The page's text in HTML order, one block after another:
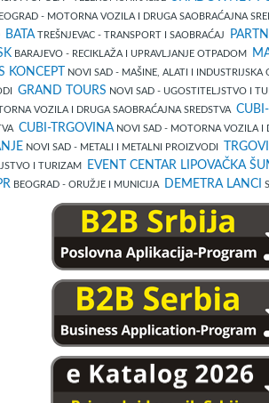
- MOTORNA VOZILA I DRUGA SAOBRAĆAJNA
BATATREŠNJEVAC - TRANSPORT I SAOBRAĆAJ
BARAJEVO - RECIKLAŽA I UPRAVLJANJE OTPADOM
KONCEPT NOVI SAD - MAŠINE, ALATI I INDUSTRIJSKA
GRAND TOURS NOVI SAD - UGOSTITELJSTVO I
VOZILA I DRUGA SAOBRAĆAJNA SREDSTVA CUBI-
CUBI-TRGOVINANOVI SAD - MOTORNA VOZILA I
NOVI SAD - METALI I METALNI PROIZVODI
I TURIZAM EVENT CENTAR LIPOVAČKA
BEOGRAD - ORUŽJE I MUNICIJA DEMETRA LANCI